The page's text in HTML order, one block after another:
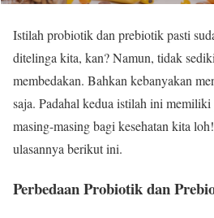
Istilah probiotik dan prebiotik pasti
ditelinga kita, kan? Namun, tidak
membedakan. Bahkan kebanyakan
saja. Padahal kedua istilah ini memiliki
masing-masing bagi kesehatan kita
ulasannya berikut ini.
Perbedaan Probiotik dan